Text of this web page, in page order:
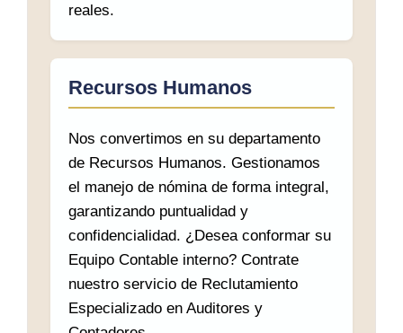
reales.
Recursos Humanos
Nos convertimos en su departamento
de Recursos Humanos. Gestionamos
el manejo de nómina de forma integral,
garantizando puntualidad y
confidencialidad. ¿Desea conformar su
Equipo Contable interno? Contrate
nuestro servicio de Reclutamiento
Especializado en Auditores y